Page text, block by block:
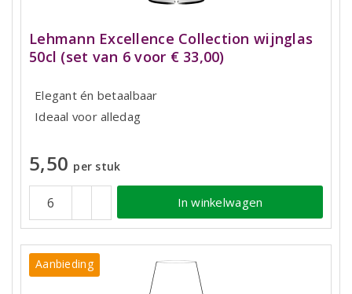
Lehmann Excellence Collection wijnglas
50cl (set van 6 voor € 33,00)
Elegant én betaalbaar
Ideaal voor alledag
5,50 per stuk
In winkelwagen
Aanbieding